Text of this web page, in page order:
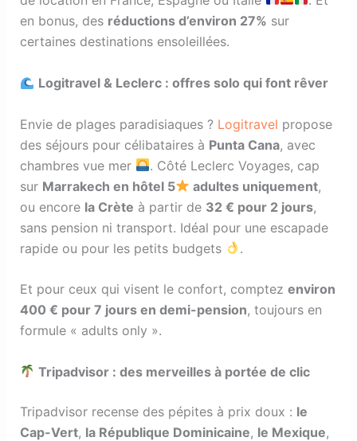
en bonus, des réductions d’environ 27% sur
certaines destinations ensoleillées.
Logitravel & Leclerc : offres solo qui font rêver
Envie de plages paradisiaques ? Logitravel propose
des séjours pour célibataires à Punta Cana, avec
chambres vue mer
. Côté Leclerc Voyages, cap
sur Marrakech en hôtel 5 adultes uniquement,
ou encore la Crète à partir de 32 € pour 2 jours,
sans pension ni transport. Idéal pour une escapade
rapide ou pour les petits budgets
.
Et pour ceux qui visent le confort, comptez environ
400 € pour 7 jours en demi-pension, toujours en
formule « adults only ».
Tripadvisor : des merveilles à portée de clic
Tripadvisor recense des pépites à prix doux : le
Cap-Vert, la République Dominicaine, le Mexique,